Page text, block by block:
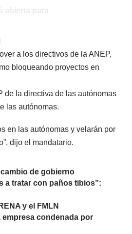
a los directivos de la ANEP,
bloqueando proyectos en
de la directiva de las autónomas
las autónomas.
en las autónomas y velarán por
dijo el mandatario.
de gobierno
a tratar con paños tibios”:
y el FMLN
condenada por